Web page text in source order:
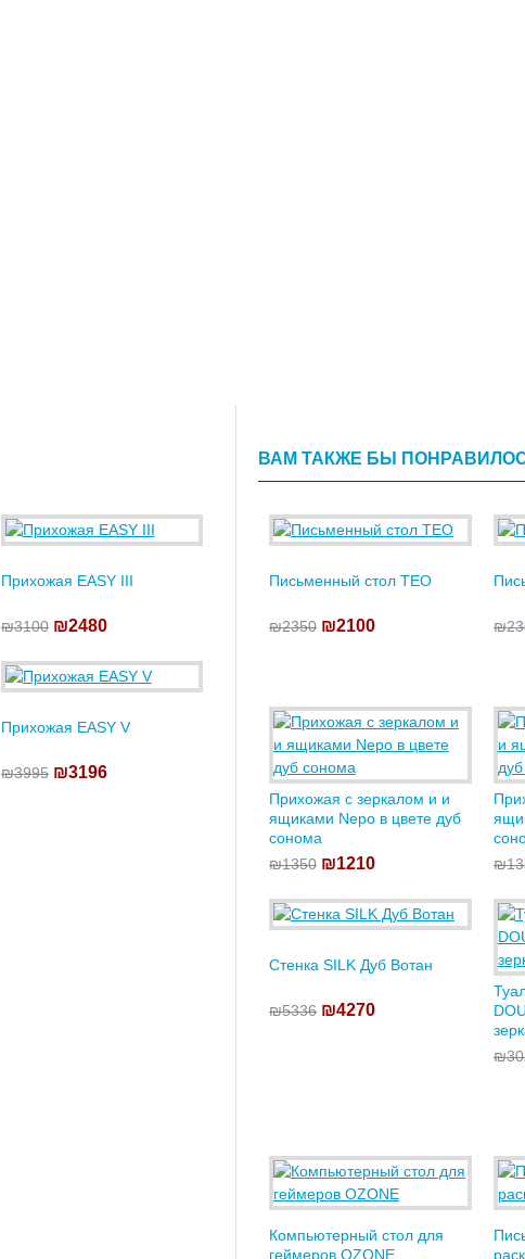
Прихожая EASY III
₪3100 ₪2480
Прихожая EASY V
₪3995 ₪3196
ВАМ ТАКЖЕ БЫ
Письменный стол TEO
₪2350 ₪2100
Прихожая с зеркалом и и
ящиками Nepo в цвете дуб
сонома
₪1350 ₪1210
Стенка SILK Дуб Вотан
₪5336 ₪4270
Компьютерный стол для
геймеров OZONE